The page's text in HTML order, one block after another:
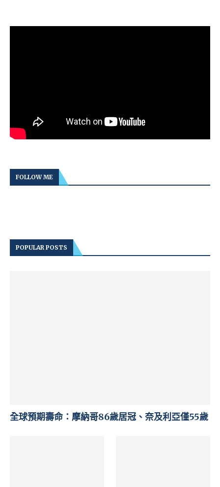
FOLLOW ME
POPULAR POSTS
全球預期壽命：摩納哥86歲居冠、奈及利亞僅55歲